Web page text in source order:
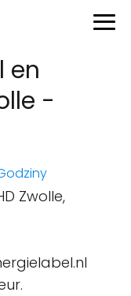
en
-
Zwolle,